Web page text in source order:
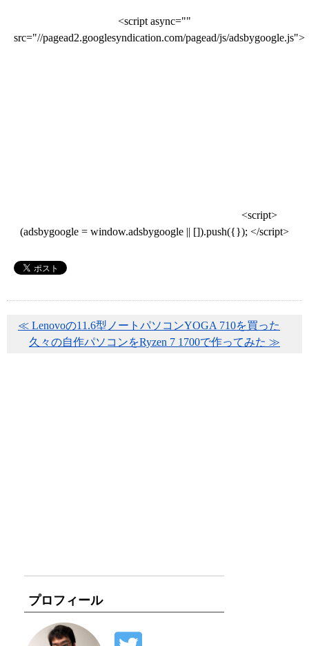
<script async=""
src="//pagead2.googlesyndication.com/pagead/js/adsbygoogle.js">
<script>
(adsbygoogle = window.adsbygoogle || []).push({}); </script>
≪ Lenovoの11.6型ノートパソコンYOGA 710を買った
久々の自作パソコンをRyzen 7 1700で作ってみた ≫
プロフィール